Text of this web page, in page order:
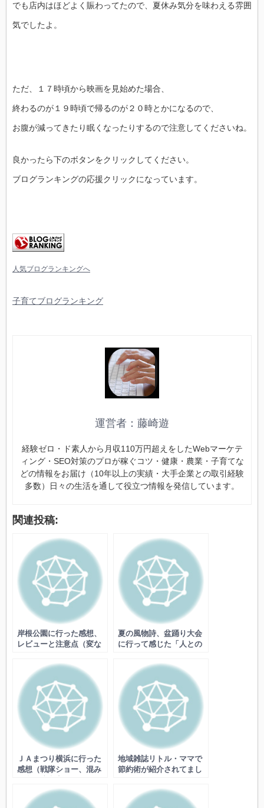
でも店内はほどよく賑わってたので、夏休み気分を味わえる雰囲
気でしたよ。
ただ、１７時頃から映画を見始めた場合、
終わるのが１９時頃で帰るのが２０時とかになるので、
お腹が減ってきたり眠くなったりするので注意してくださいね。
良かったら下のボタンをクリックしてください。
ブログランキングの応援クリックになっています。
人気ブログランキングへ
子育てブログランキング
運営者：藤崎遊
経験ゼロ・ド素人から月収110万円超えをしたWebマーケテ
ィング・SEO対策のプロが稼ぐコツ・健康・農業・子育てな
どの情報をお届け（10年以上の実績・大手企業との取引経験
多数）日々の生活を通して役立つ情報を発信しています。
関連投稿:
岸根公園に行った感想、
レビューと注意点（変な
夏の風物詩、盆踊り大会
に行って感じた「人との
ＪＡまつり横浜に行った
感想（戦隊ショー、混み
地域雑誌リトル・ママで
節約術が紹介されてまし